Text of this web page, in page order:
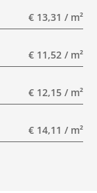
€ 13,31 / m²
€ 11,52 / m²
€ 12,15 / m²
€ 14,11 / m²